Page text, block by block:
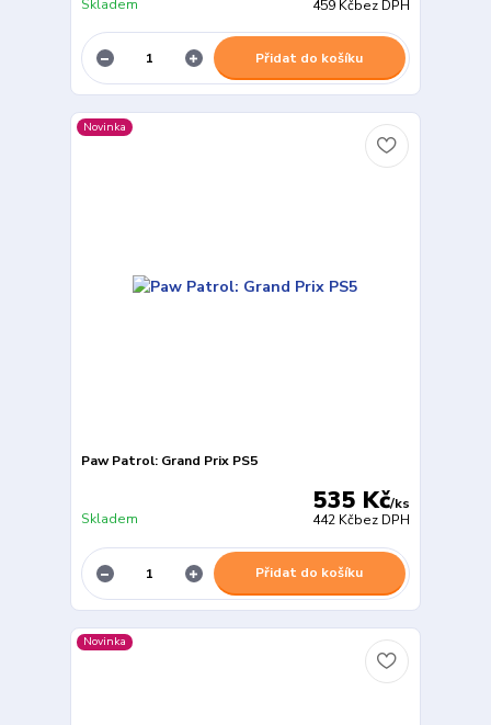
459 Kčbez DPH
Skladem
Přidat do košíku
Novinka
Paw Patrol: Grand Prix PS5
535 Kč/ks
442 Kčbez DPH
Skladem
Přidat do košíku
Novinka